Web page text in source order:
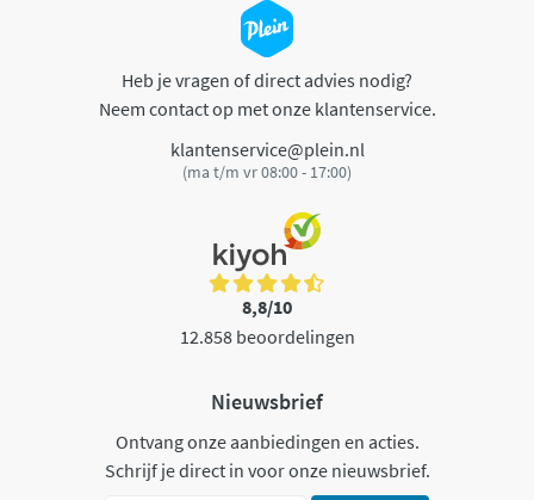
Heb je vragen of direct advies nodig?
Neem contact op met onze klantenservice.
klantenservice@plein.nl
(ma t/m vr 08:00 - 17:00)
8,8/10
12.858 beoordelingen
Nieuwsbrief
Ontvang onze aanbiedingen en acties.
Schrijf je direct in voor onze nieuwsbrief.